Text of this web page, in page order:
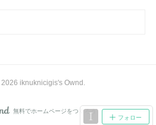
フォロー
2026 iknuknicigis's Ownd .
AmebaOwnd
無料でホームページをつくろう